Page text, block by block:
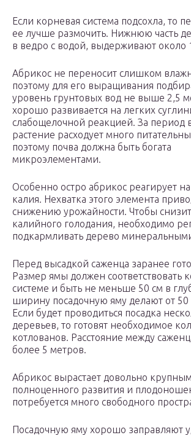
Если корневая система подсохла, то
ее лучше размочить. Нижнюю часть
в ведро с водой, выдерживают около
Абрикос не переносит слишком
поэтому для его выращивания
уровень грунтовых вод не выше 2,5
хорошо развивается на легких
слабощелочной реакцией. За период
растение расходует много
поэтому почва должна быть богата
микроэлементами.
Особенно остро абрикос реагирует на
калия. Нехватка этого элемента
снижению урожайности. Чтобы
калийного голодания, необходимо
подкармливать дерево
Перед высадкой саженца заранее
Размер ямы должен соответствовать
системе и быть не меньше 50 см в
ширину посадочную яму делают от 50
Если будет проводиться посадка
деревьев, то готовят необходимое
котлованов. Расстояние между
более 5 метров.
Абрикос вырастает довольно
полноценного развития и
потребуется много свободного
Посадочную яму хорошо заправляют